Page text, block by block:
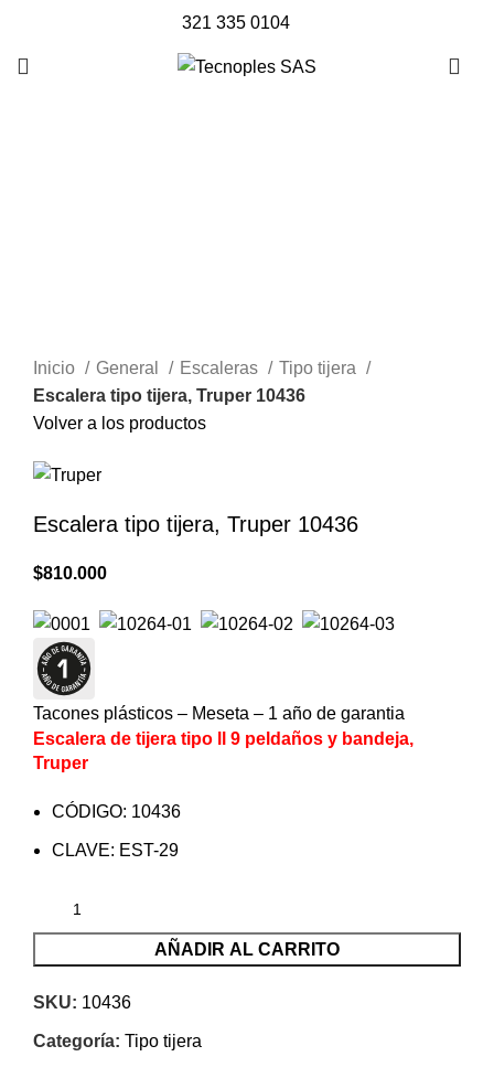
321 335 0104
Inicio General Escaleras
Tipo tijera
Escalera tipo tijera, Truper 10436
Volver a los productos
Escalera tipo tijera, Truper 10436
$810.000
Tacones plásticos – Meseta – 1 año de garantia
Escalera de tijera tipo ll 9 peldaños y bandeja,
Truper
CÓDIGO: 10436
CLAVE: EST-29
AÑADIR AL CARRITO
SKU: 10436
Categoría: Tipo tijera